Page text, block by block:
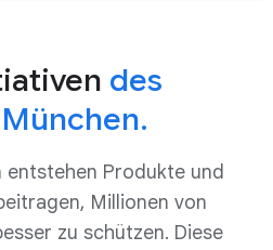
des
München.
entstehen Produkte und
Millionen von
zu schützen. Diese